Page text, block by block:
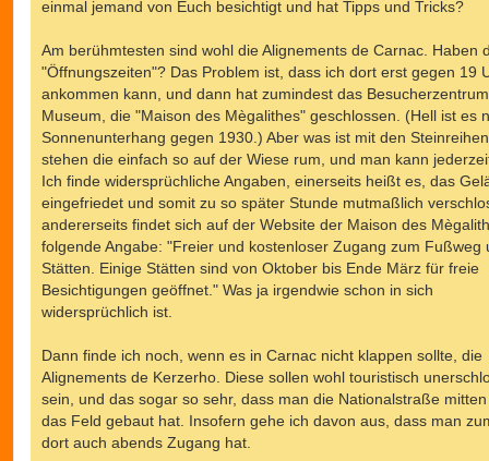
einmal jemand von Euch besichtigt und hat Tipps und Tricks?
Am berühmtesten sind wohl die Alignements de Carnac. Haben
"Öffnungszeiten"? Das Problem ist, dass ich dort erst gegen 19
ankommen kann, und dann hat zumindest das
Museum, die "Maison des Mègalithes" geschlossen. (Hell ist es
Sonnenunterhang gegen 1930.) Aber was ist mit den
stehen die einfach so auf der Wiese rum, und man kann
Ich finde widersprüchliche Angaben, einerseits heißt es, das
eingefriedet und somit zu so später Stunde mutmaßlich
andererseits findet sich auf der Website der Maison des
folgende Angabe: "Freier und kostenloser Zugang zum Fußweg
Stätten. Einige Stätten sind von Oktober bis Ende März für freie
Besichtigungen geöffnet." Was ja irgendwie schon in sich
widersprüchlich ist.
Dann finde ich noch, wenn es in Carnac nicht klappen sollte, die
Alignements de Kerzerho. Diese sollen wohl touristisch
sein, und das sogar so sehr, dass man die Nationalstraße
das Feld gebaut hat. Insofern gehe ich davon aus, dass man
dort auch abends Zugang hat.